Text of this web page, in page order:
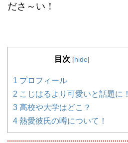
ださ～い！
目次 [hide]
1 プロフィール
2 こじはるより可愛いと話題に！
3 高校や大学はどこ？
4 熱愛彼氏の噂について！